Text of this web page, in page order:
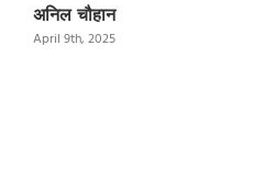
अनिल चौहान
April 9th, 2025